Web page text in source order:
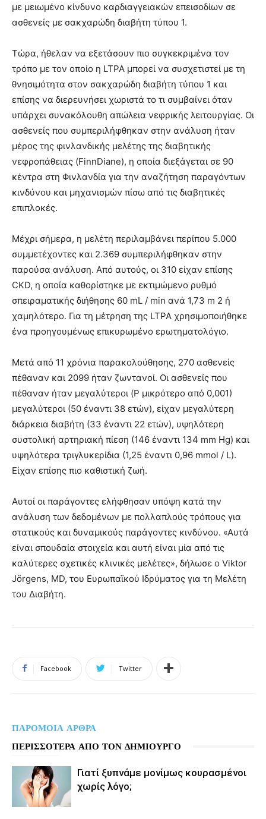
με μειωμένο κίνδυνο καρδιαγγειακών επεισοδίων σε
ασθενείς με σακχαρώδη διαβήτη τύπου 1.
Τώρα, ήθελαν να εξετάσουν πιο συγκεκριμένα τον
τρόπο με τον οποίο η LTPA μπορεί να συσχετιστεί με τη
θνησιμότητα στον σακχαρώδη διαβήτη τύπου 1 και
επίσης να διερευνήσει χωριστά το τι συμβαίνει όταν
υπάρχει συνακόλουθη απώλεια νεφρικής λειτουργίας. Οι
ασθενείς που συμπεριλήφθηκαν στην ανάλυση ήταν
μέρος της φινλανδικής μελέτης της διαβητικής
νεφροπάθειας (FinnDiane), η οποία διεξάγεται σε 90
κέντρα στη Φινλανδία για την αναζήτηση παραγόντων
κινδύνου και μηχανισμών πίσω από τις διαβητικές
επιπλοκές.
Μέχρι σήμερα, η μελέτη περιλαμβάνει περίπου 5.000
συμμετέχοντες και 2.369 συμπεριλήφθηκαν στην
παρούσα ανάλυση. Από αυτούς, οι 310 είχαν επίσης
CKD, η οποία καθορίστηκε με εκτιμώμενο ρυθμό
σπειραματικής διήθησης 60 mL / min ανά 1,73 m 2 ή
χαμηλότερο. Για τη μέτρηση της LTPA χρησιμοποιήθηκε
ένα προηγουμένως επικυρωμένο ερωτηματολόγιο.
Μετά από 11 χρόνια παρακολούθησης, 270 ασθενείς
πέθαναν και 2099 ήταν ζωντανοί. Οι ασθενείς που
πέθαναν ήταν μεγαλύτεροι (P μικρότερο από 0,001)
μεγαλύτεροι (50 έναντι 38 ετών), είχαν μεγαλύτερη
διάρκεια διαβήτη (33 έναντι 22 ετών), υψηλότερη
συστολική αρτηριακή πίεση (146 έναντι 134 mm Hg) και
υψηλότερα τριγλυκερίδια (1,25 έναντι 0,96 mmol / L).
Είχαν επίσης πιο καθιστική ζωή.
Αυτοί οι παράγοντες ελήφθησαν υπόψη κατά την
ανάλυση των δεδομένων με πολλαπλούς τρόπους για
στατικούς και δυναμικούς παράγοντες κινδύνου. «Αυτά
είναι σπουδαία στοιχεία και αυτή είναι μία από τις
καλύτερες σχετικές κλινικές μελέτες», δήλωσε ο Viktor
Jörgens, MD, του Ευρωπαϊκού Ιδρύματος για τη Μελέτη
του Διαβήτη.
Facebook Twitter
ΠΑΡΟΜΟΙΑ ΑΡΘΡΑ
ΠΕΡΙΣΣΟΤΕΡΑ ΑΠΟ ΤΟΝ ΔΗΜΙΟΥΡΓΟ
Γιατί ξυπνάμε μονίμως κουρασμένοι
χωρίς λόγο;